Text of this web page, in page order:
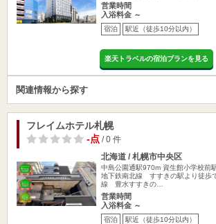
営業時間
入浴料金 ～
宿泊 駅近（徒歩10分以内）
楽天トラベルの宿泊プランを見る
関連情報から探す
フレイムホテル札幌
-点/ 0 件
北海道 / 札幌市中央区
中島公園通駅970m 資生館小学校前
地下鉄南北線 すすきの駅より徒歩
線 豊水すすきの…
営業時間
入浴料金 ～
宿泊 駅近（徒歩10分以内）